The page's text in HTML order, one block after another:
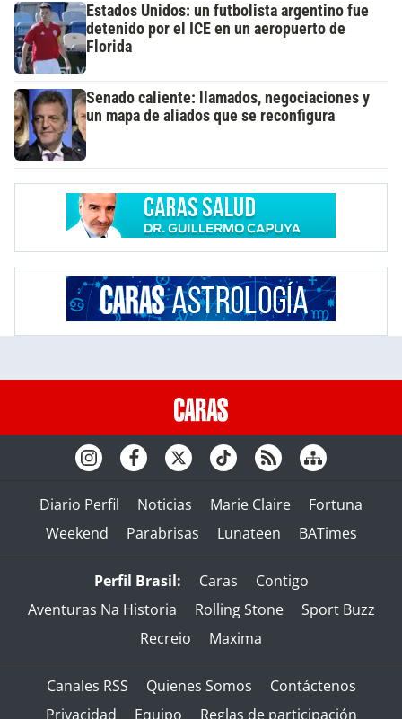
Estados Unidos: un futbolista argentino fue
detenido por el ICE en un aeropuerto de
Florida
Senado caliente: llamados, negociaciones y
un mapa de aliados que se reconfigura
Diario Perfil Noticias Marie Claire
Fortuna
Weekend
Parabrisas Lunateen BATimes
Perfil Brasil: Caras
Contigo
Aventuras Na Historia
Rolling Stone
Sport Buzz
Recreio
Maxima
Canales RSS Quienes Somos
Contáctenos
Privacidad
Equipo Reglas de participación